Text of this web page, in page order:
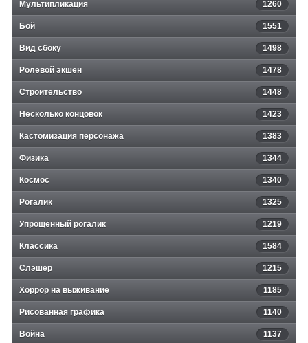
Мультипликация 1260
Бой 1551
Вид сбоку 1498
Ролевой экшен 1478
Строительство 1448
Несколько концовок 1423
Кастомизация персонажа 1383
Физика 1344
Космос 1340
Рогалик 1325
Упрощённый рогалик 1219
Классика 1584
Слэшер 1215
Хоррор на выживание 1185
Рисованная графика 1140
Война 1137